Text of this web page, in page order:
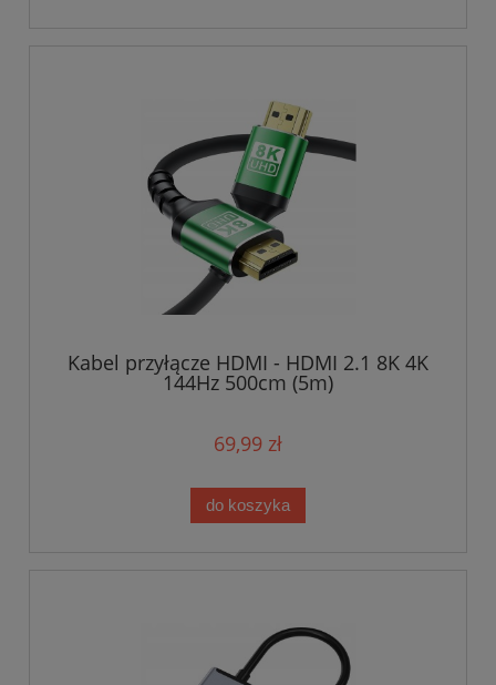
Kabel przyłącze HDMI - HDMI 2.1 8K 4K
144Hz 500cm (5m)
69,99 zł
do koszyka